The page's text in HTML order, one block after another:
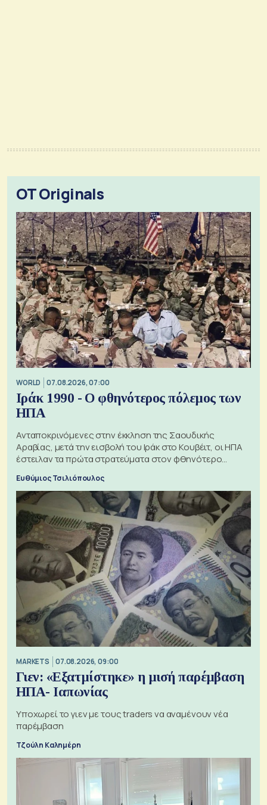
OT Originals
WORLD 07.08.2026, 07:00
Ιράκ 1990 - Ο φθηνότερος πόλεμος των
ΗΠΑ
Ανταποκρινόμενες στην έκκληση της Σαουδικής
Αραβίας, μετά την εισβολή του Ιράκ στο Κουβέιτ, οι ΗΠΑ
έστειλαν τα πρώτα στρατεύματα στον φθηνότερο
πόλεμο της ιστορίας τους
Ευθύμιος Τσιλιόπουλος
MARKETS 07.08.2026, 09:00
Γιεν: «Εξατμίστηκε» η μισή παρέμβαση
ΗΠΑ- Ιαπωνίας
Υποχωρεί το γιεν με τους traders να αναμένουν νέα
παρέμβαση
Τζούλη Καλημέρη